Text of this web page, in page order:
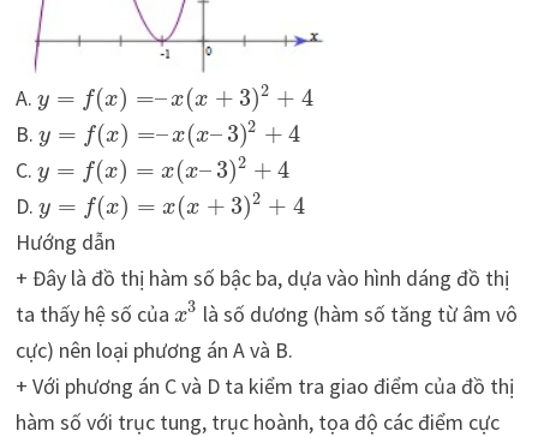
A. y = f(x) =–x(x + 3)2 + 4
B. y = f(x) =–x(x– 3)2 + 4
C. y = f(x) = x(x– 3)2 + 4
D. y = f(x) = x(x + 3)2 + 4
Hướng dẫn
+ Đây là đồ thị hàm số bậc ba, dựa vào hình dáng đồ thị
ta thấy hệ số của x3 là số dương (hàm số tăng từ âm vô
cực) nên loại phương án A và B.
+ Với phương án C và D ta kiểm tra giao điểm của đồ thị
hàm số với trục tung, trục hoành, tọa độ các điểm cực